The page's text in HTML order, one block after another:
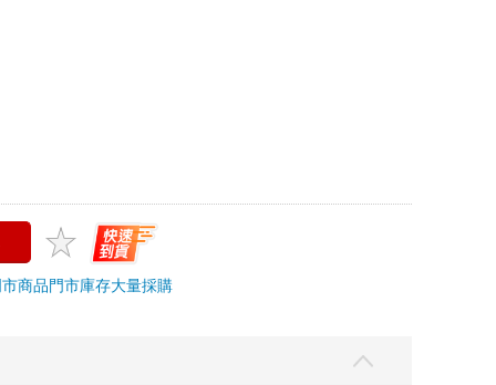
商品門市庫存大量採購